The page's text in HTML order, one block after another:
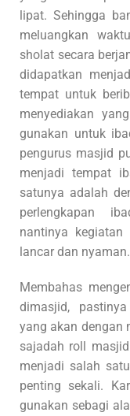
lipat. Sehingga
meluangkan
sholat secara
didapatkan
tempat untuk
menyediakan
gunakan untuk
pengurus masjid
menjadi tempat
satunya adalah
perlengkapan
nantinya
lancar dan nyaman.
Membahas
dimasjid,
yang akan dengan
sajadah roll
menjadi salah
penting sekali.
gunakan sebagi